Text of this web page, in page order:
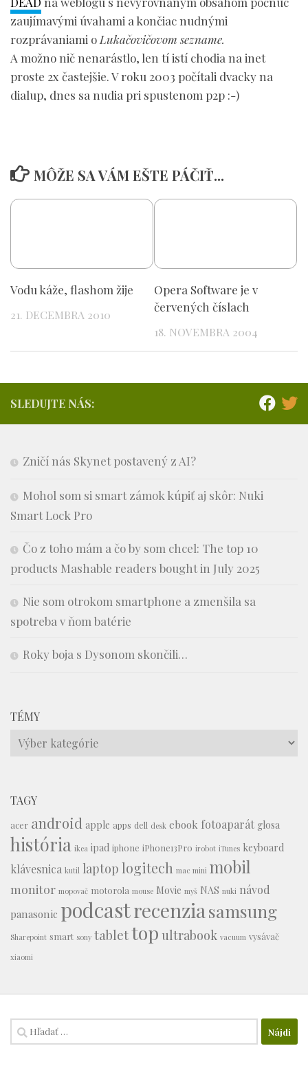
zaujímavými úvahami a končiac nudnými
rozprávaniami o Lukačovičovom sezname.
A možno nič nenarástlo, len tí istí chodia na inet
proste 2x častejšie. V roku 2003 počítali dvacky na
dialup, dnes sa nudia pri spustenom p2p :-)
MÔŽE SA VÁM EŠTE PÁČIŤ...
Vodu káže, flashom žije
21. DECEMBRA 2010
Opera Software je v
červených číslach
18. NOVEMBRA 2004
SLEDUJTE NÁS:
Zničí nás Skynet postavený z AI?
Mohol som si smart zámok kúpiť aj skôr: Nuki
Smart Lock Pro
Čo z toho mám a čo by som chcel: The top 10
products Mashable readers bought in July 2025
Nie som otrokom smartphone a zmenšila sa
spotreba v ňom batérie
Roky boja s Dysonom skončili…
TÉMY
Témy
TAGY
acer android apple apps dell desk ebook fotoaparát glosa
história ikea ipad iphone iPhone13Pro irobot iTunes keyboard
klávesnica kutil laptop logitech mac mini mobil
monitor mopovač motorola mouse Movie myš NAS nuki návod
panasonic podcastrecenziasamsung
Sharepoint smart sony tablettop ultrabook vacuum vysávač
xiaomi
Hľadať: